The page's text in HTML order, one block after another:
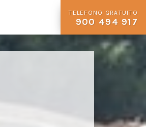
TELEFONO GRATUITO
900 494 917